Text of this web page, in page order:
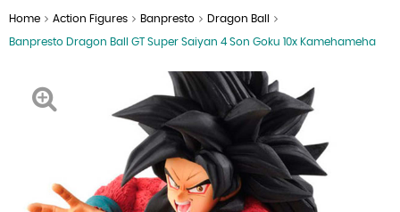
Home Action Figures Banpresto Dragon Ball
Banpresto Dragon Ball GT Super Saiyan 4 Son Goku 10x Kamehameha